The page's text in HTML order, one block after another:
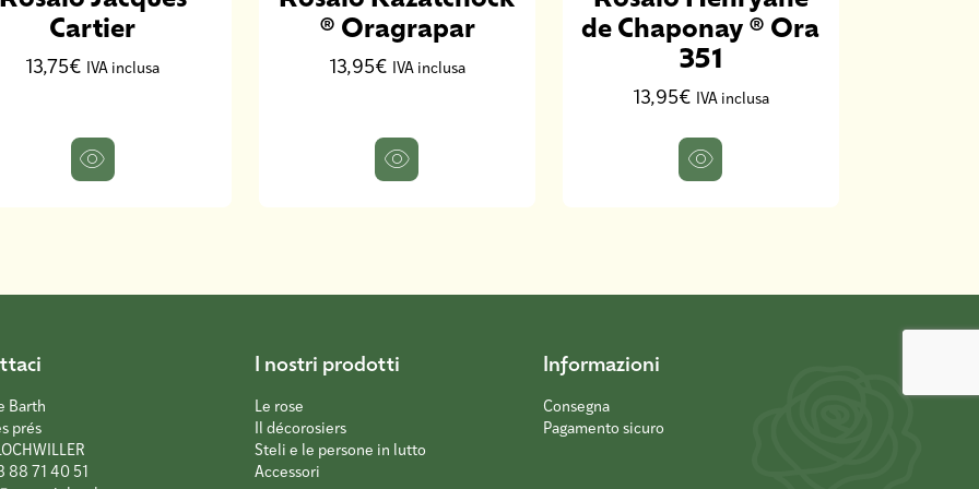
Cartier
13,75€ IVA inclusa
® Oragrapar
13,95€ IVA inclusa
de Chaponay ® Ora
351
13,95€ IVA inclusa
Barth
prés
88 71 40 51
I nostri prodotti
Le rose
Il décorosiers
Steli e le persone in lutto
Accessori
Informazioni
Consegna
Pagamento sicuro